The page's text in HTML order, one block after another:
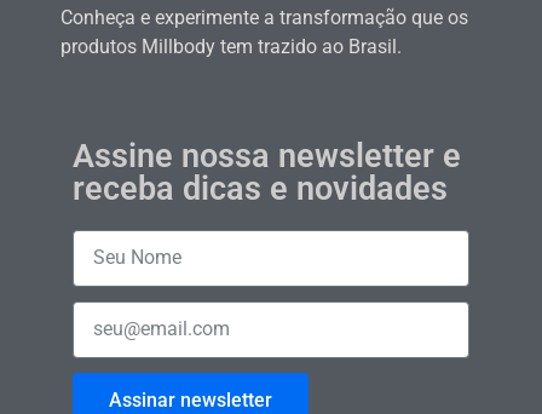
Conheça e experimente a transformação que os
produtos Millbody tem trazido ao Brasil.
Assine nossa newsletter e
receba dicas e novidades
Assinar newsletter